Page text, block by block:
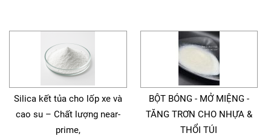
Silica kết tủa cho lốp xe và
cao su – Chất lượng near-
prime,
BỘT BÓNG - MỞ MIỆNG -
TĂNG TRƠN CHO NHỰA &
THỔI TÚI